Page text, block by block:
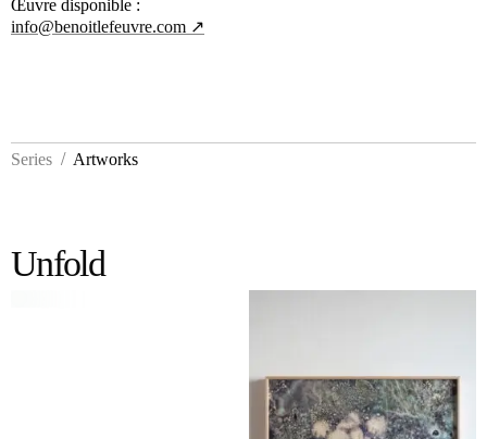
Œuvre disponible :
info@benoitlefeuvre.com ↗
Series / Artworks
Unfold
Unfold